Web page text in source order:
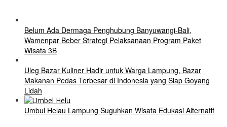
Belum Ada Dermaga Penghubung Banyuwangi-Bali,
Wamenpar Beber Strategi Pelaksanaan Program Paket
Wisata 3B
Uleg Bazar Kuliner Hadir untuk Warga Lampung, Bazar
Makanan Pedas Terbesar di Indonesia yang Siap Goyang
Lidah
Umbul Helau Lampung Suguhkan Wisata Edukasi Alternatif